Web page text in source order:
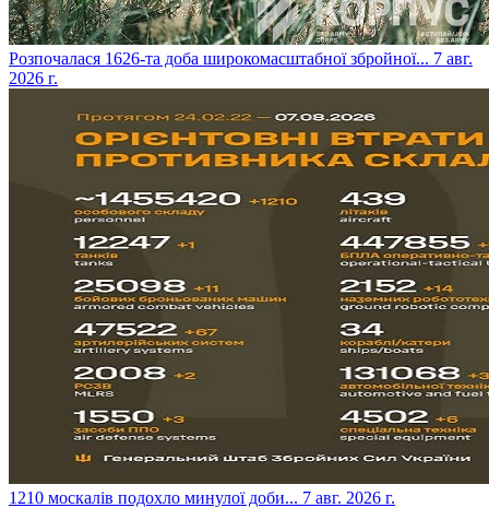
​Розпочалася 1626-та доба широкомасштабної збройної... 7 авг.
2026 г.
​1210 москалів подохло минулої доби... 7 авг. 2026 г.